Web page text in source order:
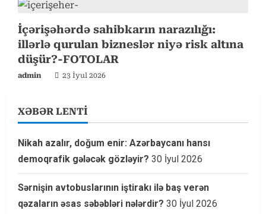
İçərişəhərdə sahibkarın narazılığı:
illərlə qurulan bizneslər niyə risk altına
düşür?-FOTOLAR
admin 23 İyul 2026
XƏBƏR LENTİ
Nikah azalır, doğum enir: Azərbaycanı hansı
demoqrafik gələcək gözləyir? 30 İyul 2026
Sərnişin avtobuslarının iştirakı ilə baş verən
qəzaların əsas səbəbləri nələrdir? 30 İyul 2026